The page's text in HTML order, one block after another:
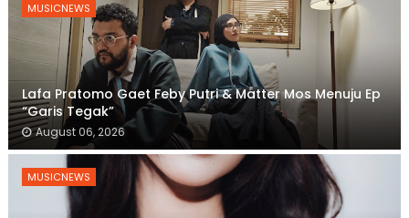
MUSICNEWS
Lafa Pratomo Gaet Feby Putri & Matter Mos Menuju Ep
“Garis Tegak”
August 06, 2026
MUSICNEWS